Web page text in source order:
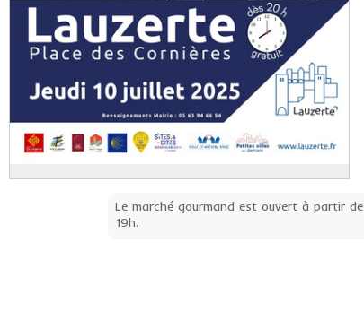
Le marché gourmand est ouvert à partir de
19h.